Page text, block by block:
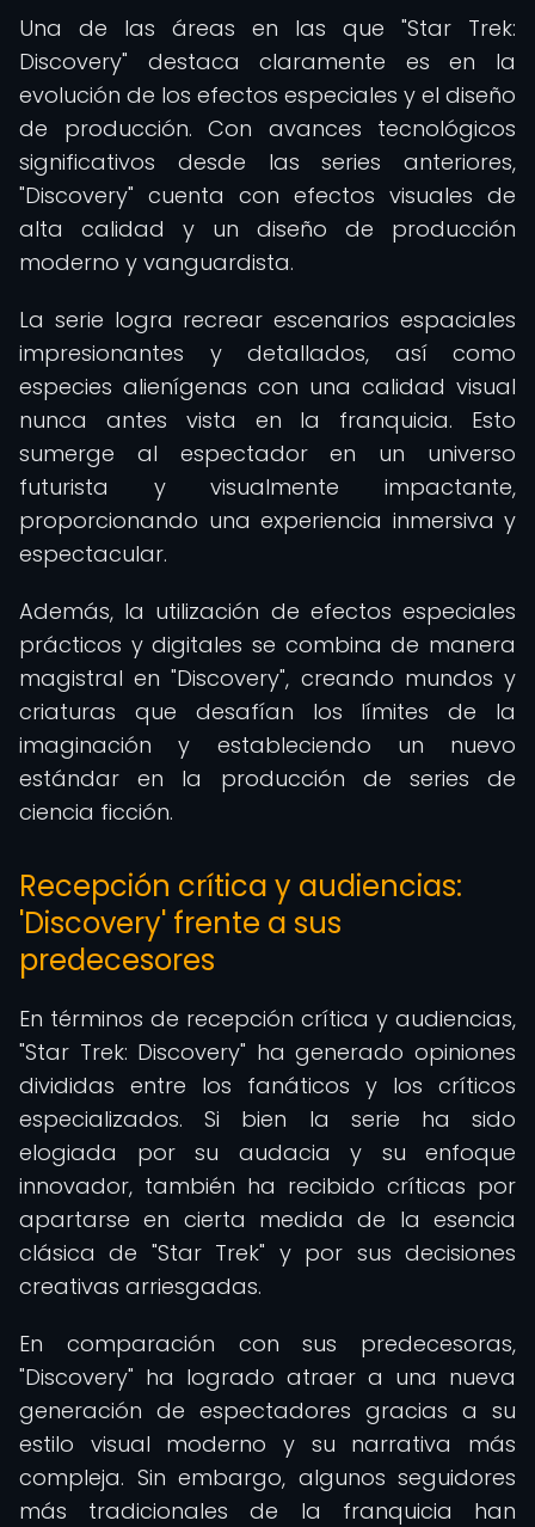
Una de las áreas en las que "Star Trek:
Discovery" destaca claramente es en la
evolución de los efectos especiales y el diseño
de producción. Con avances tecnológicos
significativos desde las series anteriores,
"Discovery" cuenta con efectos visuales de
alta calidad y un diseño de producción
moderno y vanguardista.
La serie logra recrear escenarios espaciales
impresionantes y detallados, así como
especies alienígenas con una calidad visual
nunca antes vista en la franquicia. Esto
sumerge al espectador en un universo
futurista y visualmente impactante,
proporcionando una experiencia inmersiva y
espectacular.
Además, la utilización de efectos especiales
prácticos y digitales se combina de manera
magistral en "Discovery", creando mundos y
criaturas que desafían los límites de la
imaginación y estableciendo un nuevo
estándar en la producción de series de
ciencia ficción.
Recepción crítica y audiencias:
'Discovery' frente a sus
predecesores
En términos de recepción crítica y audiencias,
"Star Trek: Discovery" ha generado opiniones
divididas entre los fanáticos y los críticos
especializados. Si bien la serie ha sido
elogiada por su audacia y su enfoque
innovador, también ha recibido críticas por
apartarse en cierta medida de la esencia
clásica de "Star Trek" y por sus decisiones
creativas arriesgadas.
En comparación con sus predecesoras,
"Discovery" ha logrado atraer a una nueva
generación de espectadores gracias a su
estilo visual moderno y su narrativa más
compleja. Sin embargo, algunos seguidores
más tradicionales de la franquicia han